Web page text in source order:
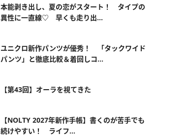
本能剥き出し、夏の恋がスタート！ タイプの
異性に一直線♡ 早くも走り出...
ユニクロ新作パンツが優秀！ 「タックワイド
パンツ」と徹底比較＆着回しコ...
【第43回】オーラを視てきた
【NOLTY 2027年新作手帳】書くのが苦手でも
続けやすい！ ライフ...